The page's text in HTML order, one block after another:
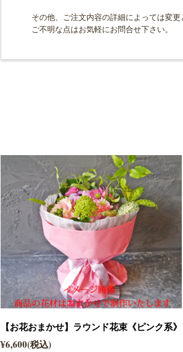
その他、ご注文内容の詳細によっては変更
ご不明な点はお気軽にお問合せ下さい。
【お花おまかせ】ラウンド花束《ピンク系》
¥6,600(税込)